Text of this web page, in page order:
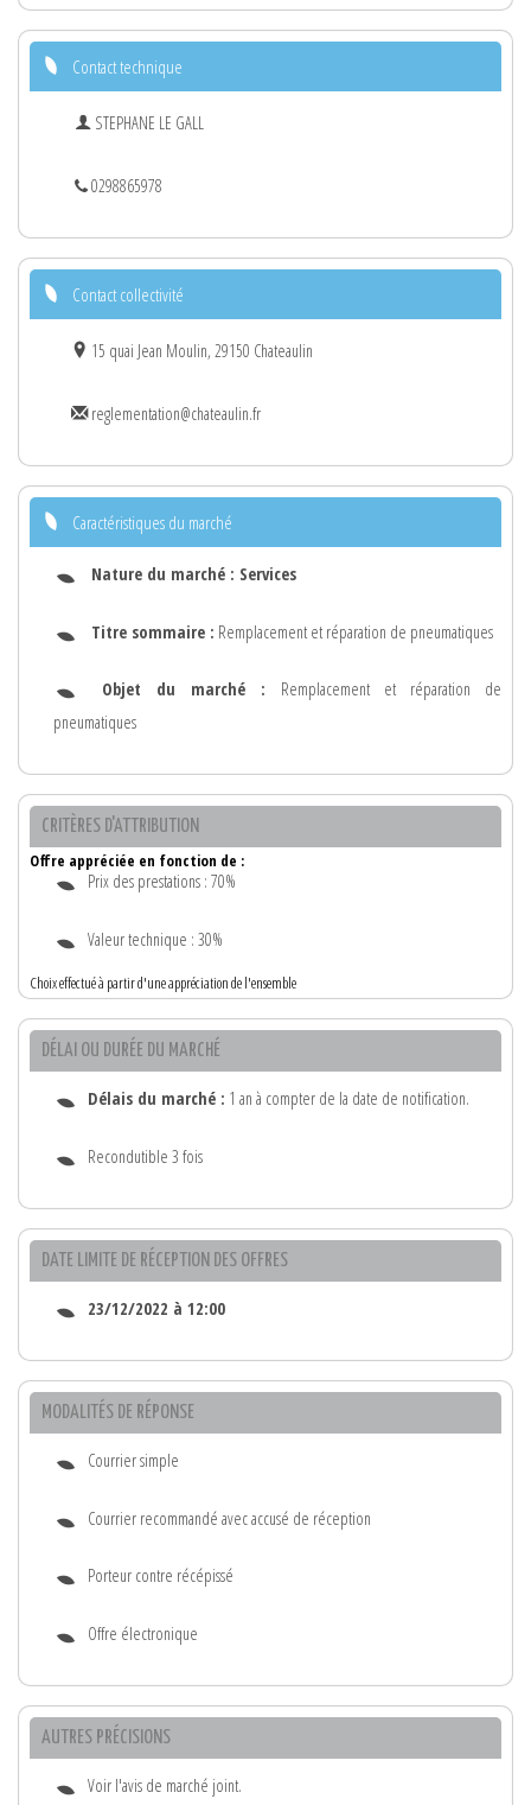
Contact technique
STEPHANE LE GALL
0298865978
Contact collectivité
15 quai Jean Moulin, 29150 Chateaulin
reglementation@chateaulin.fr
Caractéristiques du marché
Nature du marché : Services
Titre sommaire : Remplacement et réparation de pneumatiques
Objet du marché : Remplacement et réparation de
pneumatiques
CRITÈRES D'ATTRIBUTION
Offre appréciée en fonction de :
Prix des prestations : 70%
Valeur technique : 30%
Choix effectué à partir d'une appréciation de l'ensemble
DÉLAI OU DURÉE DU MARCHÉ
Délais du marché : 1 an à compter de la date de notification.
Recondutible 3 fois
DATE LIMITE DE RÉCEPTION DES OFFRES
23/12/2022 à 12:00
MODALITÉS DE RÉPONSE
Courrier simple
Courrier recommandé avec accusé de réception
Porteur contre récépissé
Offre électronique
AUTRES PRÉCISIONS
Voir l'avis de marché joint.